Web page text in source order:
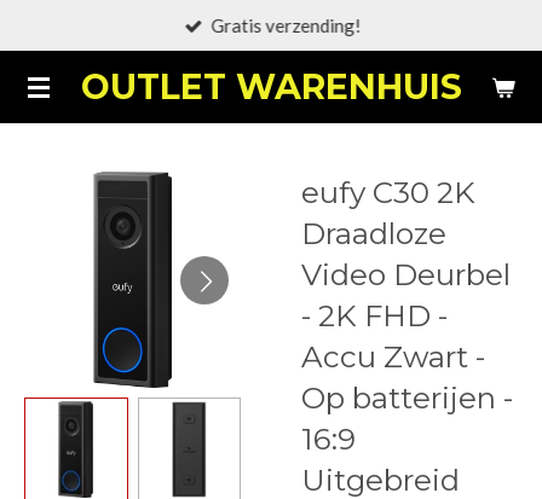
naar
de
OUTLET WARENHUIS
Gratis verzending!
eufy C30 2K
Draadloze
Video Deurbel
- 2K FHD -
Accu Zwart -
Op batterijen -
16:9
Uitgebreid